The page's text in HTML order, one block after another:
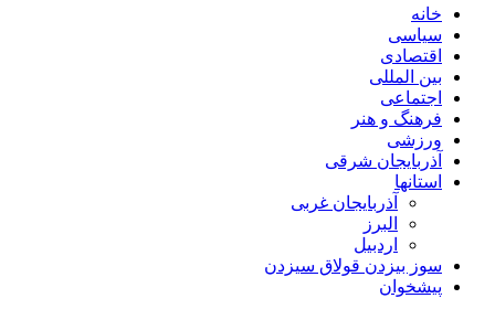
Primary
Menu
خانه
سیاسی
اقتصادی
بین المللی
اجتماعی
فرهنگ و هنر
ورزشی
آذربایجان شرقی
استانها
آذربایجان غربی
البرز
اردبیل
سوز بیزدن قولاق سیزدن
پیشخوان